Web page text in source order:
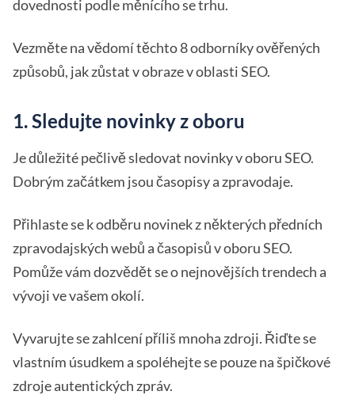
dovednosti podle měnícího se trhu.
Vezměte na vědomí těchto 8 odborníky ověřených
způsobů, jak zůstat v obraze v oblasti SEO.
1. Sledujte novinky z oboru
Je důležité pečlivě sledovat novinky v oboru SEO.
Dobrým začátkem jsou časopisy a zpravodaje.
Přihlaste se k odběru novinek z některých předních
zpravodajských webů a časopisů v oboru SEO.
Pomůže vám dozvědět se o nejnovějších trendech a
vývoji ve vašem okolí.
Vyvarujte se zahlcení příliš mnoha zdroji. Řiďte se
vlastním úsudkem a spoléhejte se pouze na špičkové
zdroje autentických zpráv.